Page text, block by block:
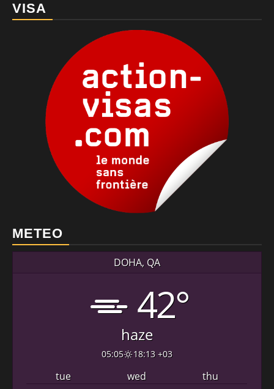
VISA
METEO
DOHA, QA
42°
haze
05:05 18:13 +03
tue wed
thu